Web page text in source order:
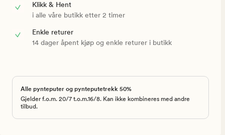
Klikk & Hent
i alle våre butikk etter 2 timer
Enkle returer
14 dager åpent kjøp og enkle returer i butikk
Alle pynteputer og pynteputetrekk 50%
Gjelder f.o.m. 20/7 t.o.m.16/8. Kan ikke kombineres med andre
tilbud.